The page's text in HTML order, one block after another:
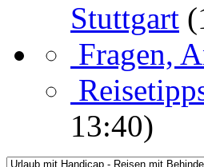
Stuttgart
Fragen,
13:40)